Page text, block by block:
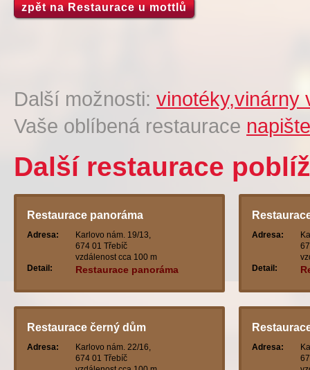
zpět na Restaurace u mottlů
Další možnosti: vinotéky,vinárny
Vaše oblíbená restaurace
Další restaurace
Restaurace panoráma
Adresa:
Karlovo nám. 19/13,
674 01 Třebíč
vzdálenost cca 100 m
Detail:
Restaurace panoráma
Adresa:
Detail:
Restaurace černý dům
Adresa:
Karlovo nám. 22/16,
674 01 Třebíč
Adresa: